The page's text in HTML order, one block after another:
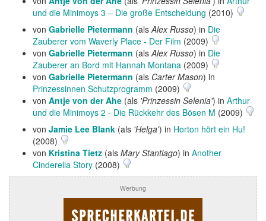
und die Minimoys 3 – Die große Entscheidung (2010)
von Gabrielle Pietermann (alsAlex Russo) in Die
Zauberer vom Waverly Place - Der Film (2009)
von Gabrielle Pietermann (alsAlex Russo) in Die
Zauberer an Bord mit Hannah Montana (2009)
von Gabrielle Pietermann (als Carter Mason) in
Prinzessinnen Schutzprogramm (2009)
von Antje von der Ahe (als 'Prinzessin Selenia') in Arthur
und die Minimoys 2 - Die Rückkehr des Bösen M (2009)
von Jamie Lee Blank (als 'Helga') in Horton hört ein Hu!
(2008)
von Kristina Tietz (als Mary Stantiago) in Another
Cinderella Story (2008)
Werbung